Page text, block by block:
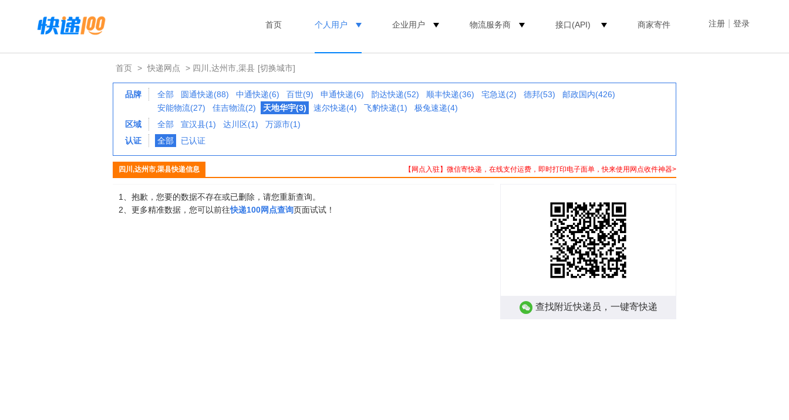
注册 登录
首页 个人用户 企业用户 物流服务商 接口(API) 商家寄件
首页 > 快递网点 > 四川,达州市,渠县 [切换城市]
品牌 全部 圆通快递(88) 中通快递(6) 百世(9) 申通快递(6) 韵达快递(52) 顺丰快递(36) 宅急送(2) 德邦(53)
邮政国内(426)
安能物流(27)
佳吉物流(2) 天地华宇(3) 速尔快递(4) 飞豹快递(1)
极兔速递(4)
区域
全部 宣汉县(1) 达川区(1)
万源市(1)
认证
全部 已认证
【网点入驻】微信寄快递，在线支付运费，即时打印电子面单，快来使用网点收件神器>
四川,达州市,渠县快递信息
1、抱歉，您要的数据不存在或已删除，请您重新查询。
2、更多精准数据，您可以前往快递100网点查询页面试试！
查找附近快递员，一键寄快递